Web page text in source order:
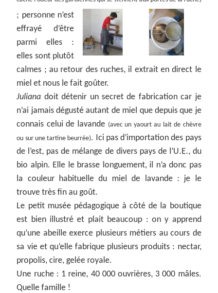
; personne n’est
effrayé d’être
parmi elles :
elles sont plutôt
calmes ; au retour des ruches, il extrait en direct le
miel et nous le fait goûter.
Juliana doit détenir un secret de fabrication car je
n’ai jamais dégusté autant de miel que depuis que je
connais celui de lavande (avec un yaourt au lait de chèvre
ou sur une tartine beurrée). Ici pas d’importation des pays
de l’est, pas de mélange de divers pays de l’U.E., du
bio alpin. Elle le brasse longuement, il n’a donc pas
la couleur habituelle du miel de lavande : je le
trouve très fin au goût.
Le petit musée pédagogique à côté de la boutique
est bien illustré et plait beaucoup : on y apprend
qu’une abeille exerce plusieurs métiers au cours de
sa vie et qu’elle fabrique plusieurs produits : nectar,
propolis, cire, gelée royale.
Une ruche : 1 reine, 40 000 ouvrières, 3 000 mâles.
Quelle famille !